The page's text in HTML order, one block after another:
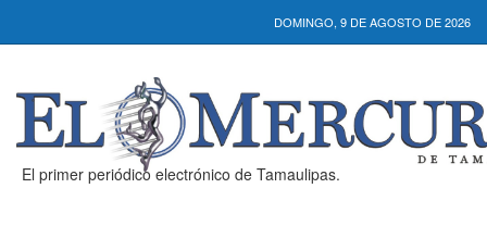
DOMINGO, 9 DE AGOSTO DE 2026
El primer periódico electrónico de Tamaulipas.